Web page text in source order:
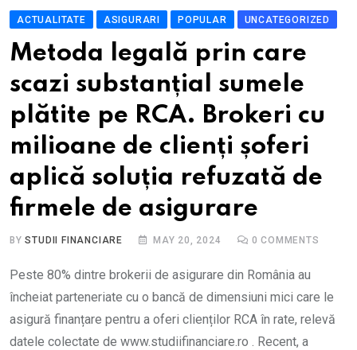
ACTUALITATE ASIGURARI POPULAR UNCATEGORIZED
Metoda legală prin care
scazi substanțial sumele
plătite pe RCA. Brokeri cu
milioane de clienți șoferi
aplică soluția refuzată de
firmele de asigurare
BYSTUDII FINANCIARE MAY 20, 2024 0 COMMENTS
Peste 80% dintre brokerii de asigurare din România au
încheiat parteneriate cu o bancă de dimensiuni mici care le
asigură finanțare pentru a oferi clienților RCA în rate, relevă
datele colectate de www.studiifinanciare.ro . Recent, a